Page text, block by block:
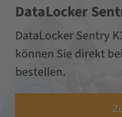
DataLocker
DataLocker Sentry
können Sie direkt
bestellen.